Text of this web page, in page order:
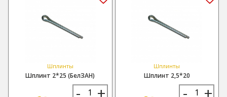
Шплинты
Шплинт 2*25 (БелЗАН)
- +
Шплинты
Шплинт 2,5*20
- +